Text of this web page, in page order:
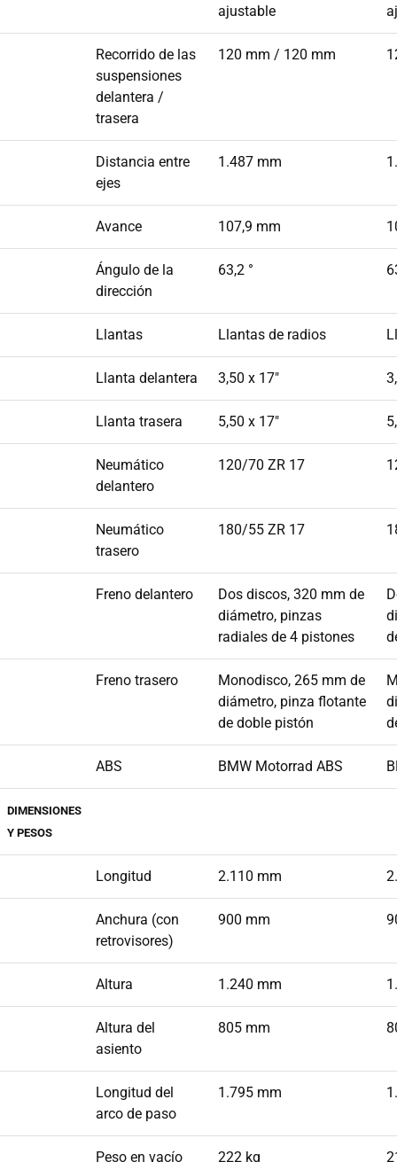
ajustable
Recorrido de las
suspensiones
delantera /
trasera
120 mm / 120 mm
Distancia entre
ejes
1.487 mm
Avance 107,9 mm
Ángulo de la
dirección
63,2 °
Llantas Llantas de radios
Llanta delantera 3,50 x 17"
Llanta trasera 5,50 x 17"
Neumático
delantero
120/70 ZR 17
Neumático
trasero
180/55 ZR 17
Freno delantero
Dos discos, 320 mm de
diámetro, pinzas
radiales de 4 pistones
Freno trasero
Monodisco, 265 mm de
diámetro, pinza flotante
de doble pistón
ABS BMW Motorrad ABS
DIMENSIONES
Y PESOS
Longitud 2.110 mm
Anchura (con
retrovisores)
900 mm
Altura 1.240 mm
Altura del
asiento
805 mm
Longitud del
arco de paso
1.795 mm
Peso en vacío 222 kg